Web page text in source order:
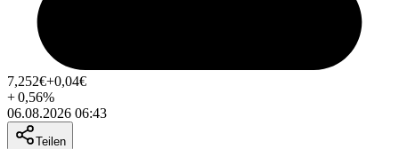
7,252€+0,04€
+0,56%
06.08.2026 06:43
Teilen